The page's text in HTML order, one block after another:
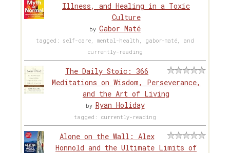
Illness, and Healing in a Toxic
Culture
by Gabor Maté
tagged: self-care, mental-health, gabor-maté, and
currently-reading
The Daily Stoic: 366
Meditations on Wisdom, Perseverance,
and the Art of Living
by Ryan Holiday
tagged: currently-reading
Alone on the Wall: Alex
Honnold and the Ultimate Limits of